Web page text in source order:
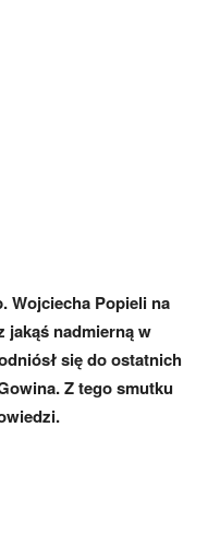
Wojciecha Popieli na
jakąś nadmierną w
się do ostatnich
Z tego smutku